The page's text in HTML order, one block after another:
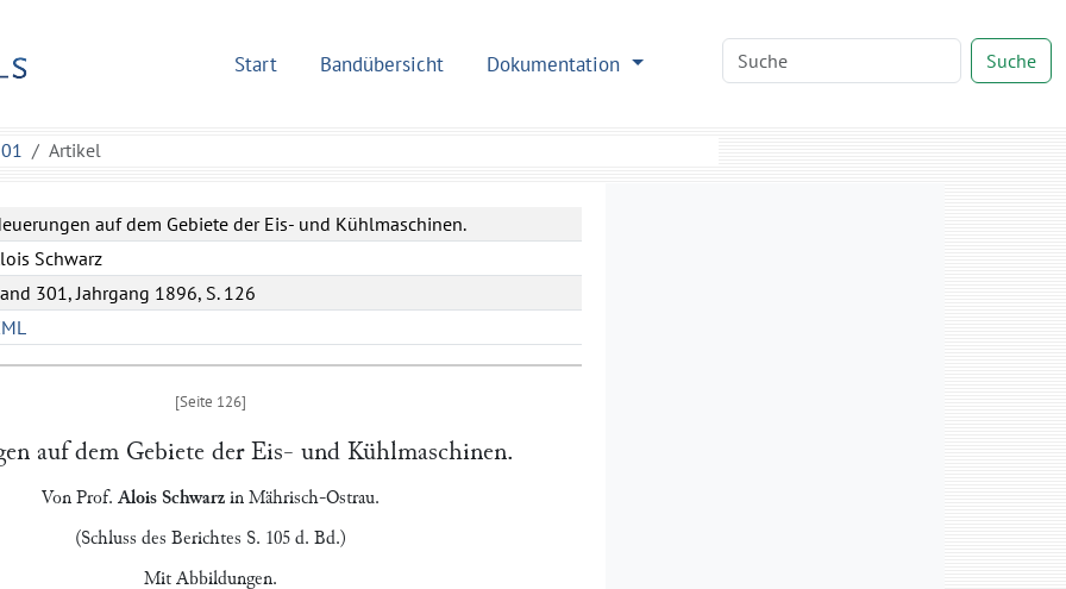
Start Bandübersicht Dokumentation Suche
Artikel
auf dem Gebiete der Eis- und Kühlmaschinen.
Schwarz
301, Jahrgang 1896, S. 126
auf dem Gebiete der Eis- und Kühlmaschinen.
Von Prof. Alois Schwarzin Mährisch-Ostrau.
(Schluss des Berichtes S. 105 d. Bd.)
Mit Abbildungen.